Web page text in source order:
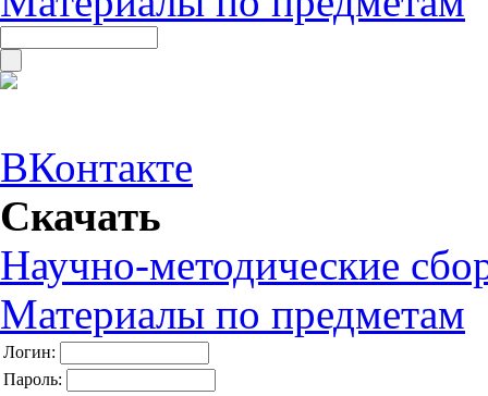
ВКонтакте
Скачать
Научно-методические
Материалы по предметам
Логин:
Пароль: